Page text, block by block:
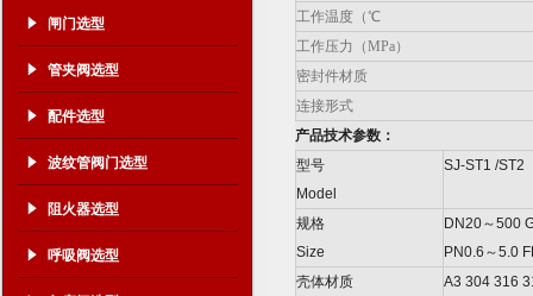
闸门选型
管夹阀选型
配件选型
波纹管阀门选型
阻火器选型
呼吸阀选型
工作温度（℃
工作压力（MPa）
密封件材质
连接形式
产品技术参数：
型号
Model
SJ-ST1 /ST2
规格
Size
DN20～500
PN0.6 ～5.0
壳体材质
A3 304 316